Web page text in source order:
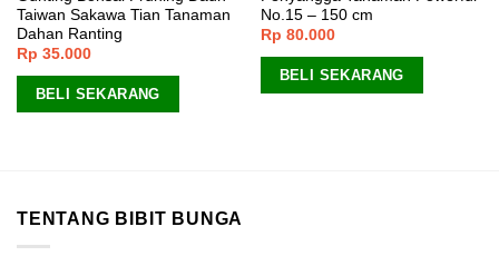
Taiwan Sakawa Tian Tanaman
Dahan Ranting
Rp 35.000
BELI SEKARANG
No.15 – 150 cm
Rp 80.000
BELI SEKARANG
TENTANG BIBIT BUNGA